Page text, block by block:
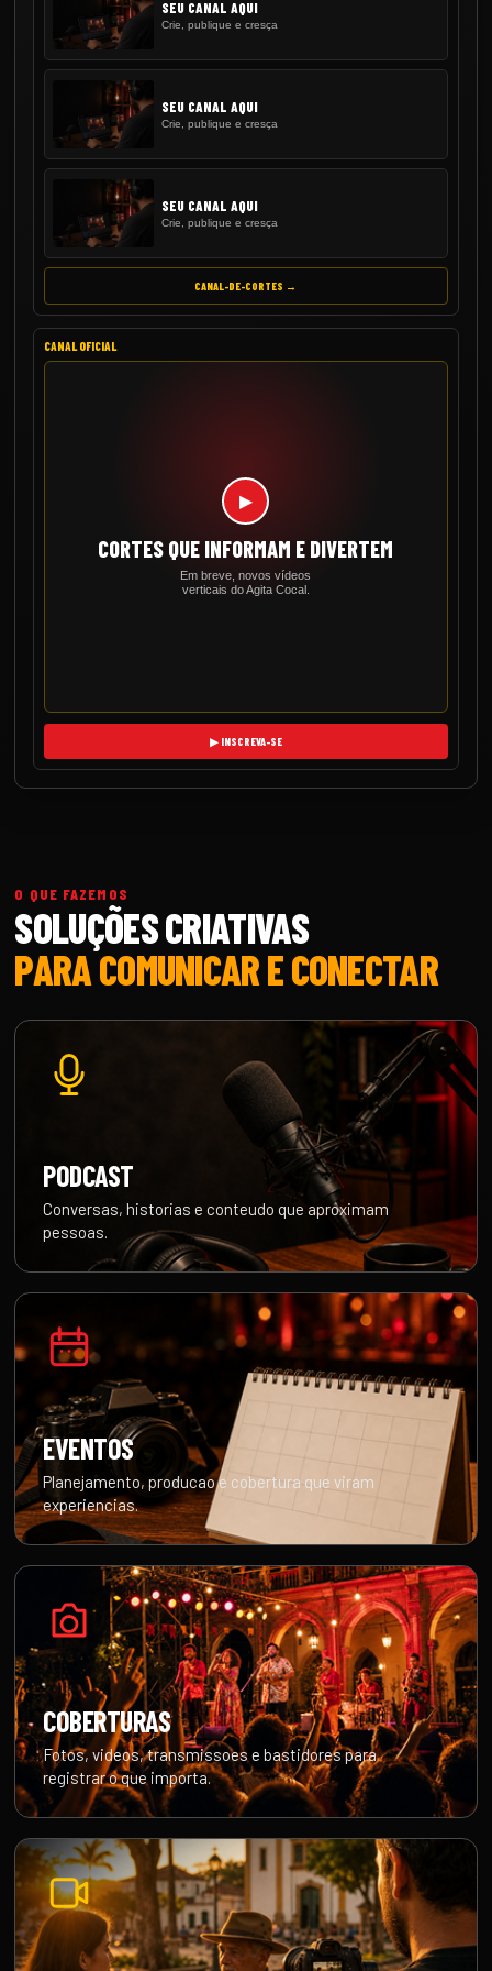
O QUE FAZEMOS
SOLUÇÕES CRIATIVAS
PARA COMUNICAR E CONECTAR
PODCAST
Conversas, historias e conteudo que aproximam
pessoas.
EVENTOS
Planejamento, producao e cobertura que viram
experiencias.
COBERTURAS
Fotos, videos, transmissoes e bastidores para
registrar o que importa.
SEU CANAL AQUI
Crie, publique e cresça
SEU CANAL AQUI
Crie, publique e cresça
SEU CANAL AQUI
Crie, publique e cresça
CANAL-DE-CORTES →
CANAL OFICIAL
▶
CORTES QUE INFORMAM E DIVERTEM
Em breve, novos vídeos
verticais do Agita Cocal.
▶ INSCREVA-SE